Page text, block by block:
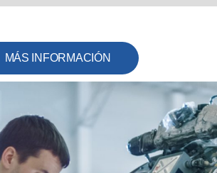
MÁS INFORMACIÓN